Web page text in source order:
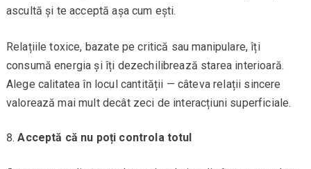
ascultă și te acceptă așa cum ești.
Relațiile toxice, bazate pe critică sau manipulare, îți
consumă energia și îți dezechilibrează starea interioară.
Alege calitatea în locul cantității — câteva relații sincere
valorează mai mult decât zeci de interacțiuni superficiale.
Acceptă că nu poți controla totul